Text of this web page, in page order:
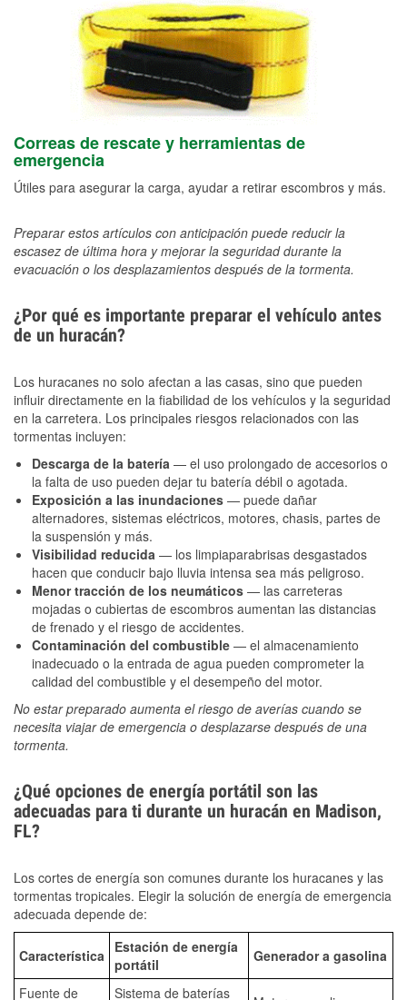
Correas de rescate y herramientas de
emergencia
Útiles para asegurar la carga, ayudar a retirar escombros y más.
Preparar estos artículos con anticipación puede reducir la
escasez de última hora y mejorar la seguridad durante la
evacuación o los desplazamientos después de la tormenta.
¿Por qué es importante preparar el vehículo antes
de un huracán?
Los huracanes no solo afectan a las casas, sino que pueden
influir directamente en la fiabilidad de los vehículos y la seguridad
en la carretera. Los principales riesgos relacionados con las
tormentas incluyen:
Descarga de la batería — el uso prolongado de accesorios o
la falta de uso pueden dejar tu batería débil o agotada.
Exposición a las inundaciones — puede dañar
alternadores, sistemas eléctricos, motores, chasis, partes de
la suspensión y más.
Visibilidad reducida — los limpiaparabrisas desgastados
hacen que conducir bajo lluvia intensa sea más peligroso.
Menor tracción de los neumáticos — las carreteras
mojadas o cubiertas de escombros aumentan las distancias
de frenado y el riesgo de accidentes.
Contaminación del combustible — el almacenamiento
inadecuado o la entrada de agua pueden comprometer la
calidad del combustible y el desempeño del motor.
No estar preparado aumenta el riesgo de averías cuando se
necesita viajar de emergencia o desplazarse después de una
tormenta.
¿Qué opciones de energía portátil son las
adecuadas para ti durante un huracán en Madison,
FL?
Los cortes de energía son comunes durante los huracanes y las
tormentas tropicales. Elegir la solución de energía de emergencia
adecuada depende de:
Característica
Estación de energía
portátil
Generador a gasolina
Fuente de Sistema de baterías